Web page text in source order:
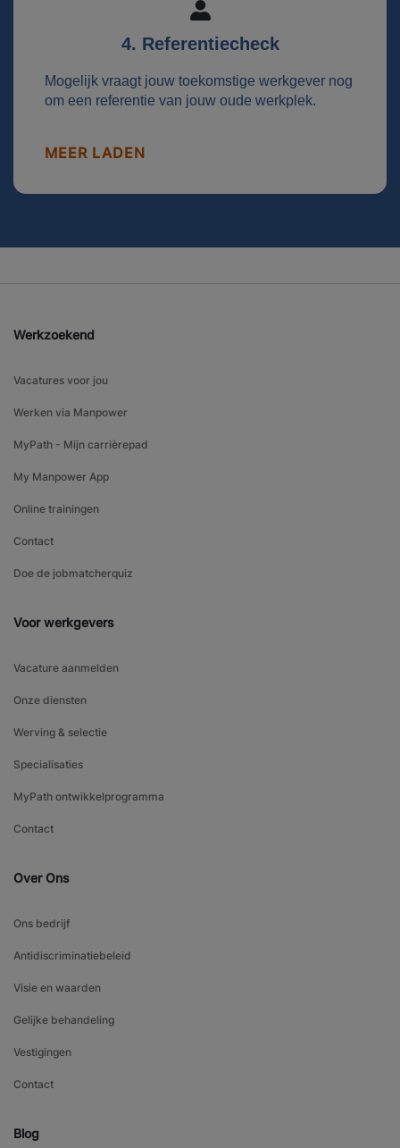
4. Referentiecheck
Mogelijk vraagt jouw toekomstige werkgever nog
om een referentie van jouw oude werkplek.
MEER LADEN
Werkzoekend
Vacatures voor jou
Werken via Manpower
MyPath - Mijn carrièrepad
My Manpower App
Online trainingen
Contact
Doe de jobmatcherquiz
Voor werkgevers
Vacature aanmelden
Onze diensten
Werving & selectie
Specialisaties
MyPath ontwikkelprogramma
Contact
Over Ons
Ons bedrijf
Antidiscriminatiebeleid
Visie en waarden
Gelijke behandeling
Vestigingen
Contact
Blog